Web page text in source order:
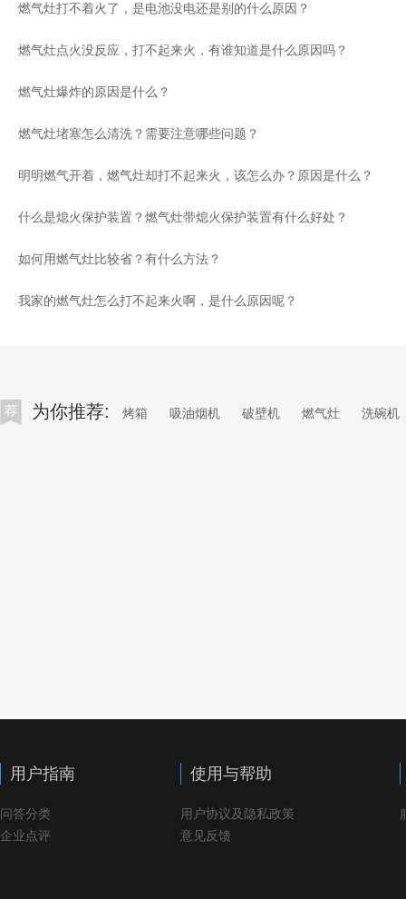
燃气灶打不着火了，是电池没电还是别的什么原因？
燃气灶点火没反应，打不起来火，有谁知道是什么原因吗？
燃气灶爆炸的原因是什么？
燃气灶堵塞怎么清洗？需要注意哪些问题？
明明燃气开着，燃气灶却打不起来火，该怎么办？原因是什么？
什么是熄火保护装置？燃气灶带熄火保护装置有什么好处？
如何用燃气灶比较省？有什么方法？
我家的燃气灶怎么打不起来火啊，是什么原因呢？
为你推荐: 烤箱 吸油烟机 破壁机 燃气灶 洗碗机
用户指南
问答分类
企业点评
使用与帮助
用户协议及隐私政策
意见反馈